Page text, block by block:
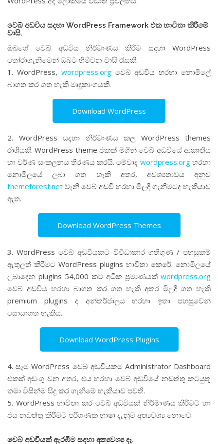
වෙබ් අඩවිය සදහා WordPress Framework එක භාවිතා කිරීමේ
වාසි.
ඔබගේ වෙබ් අඩවිය නිර්මාණය කිරීම සදහා WordPress
තෝරාගැනීමෙන් ඔබට හිමිවන වාසි රැසකි.
1. WordPress, wordpress.orgවෙබ් අඩවිය හරහා නොමිලේ
බාගත කර ගත හැකි මෘදුකාංගයකි.
Download WordPress
2. WordPress සදහා නිර්මාණය කල WordPress themes
රාශියකි. WordPress theme එකක් මගින් වෙබ් අඩවියේ ආකෘතිය
හා වර්ණ සංකලනය තීරණය කරයි. මේවාද wordpress.orgහරහා
නොමිලයේ ලබා ගත හැකි අතර, අවශ්‍යතාවය අනුව
themeforest.net වැනි වෙබ් අඩවි හරහා මිලදී ගැනීමටද හැකියාව
ඇත.
Download WordPress Themes
3. WordPress වෙබ් අඩවියකට විවිධාකාර ගතිගුණ / පහසුකම්
ඇතුලත් කිරීමට WordPress plugins භාවිතා කෙරේ. නොමිලයේ
ලබාදෙන plugins 54,000 කට අධික ප්‍රමාණයක් wordpress.org
වෙබ් අඩවිය හරහා බාගත කර ගත හැකි අතර මිලදී ගත හැකි
premium plugins ද අන්තර්ජාලය හරහා ඉතා පහසුවෙන්
සොයාගත හැකිය.
Download WordPress Plugins
4. සෑම WordPress වෙබ් අඩවියකම Administrator Dashboard
එකක් අඩංගු වන අතර, එය හරහා වෙබ් අඩවියේ නඩත්තු කටයුතු
තමා විසින්ම සිදු කර ගැනීමේ හැකියාව පවතී.
5. WordPress භාවිතා කර වෙබ් අඩවියක් නිර්මාණය කිරීමට හා
එය නඩත්තු කිරීමට පරිගණක භාෂා දැනුම අත්‍යවශ්‍ය නොවේ.
වෙබ් අඩවියක් ඇරඹීම සදහා අත්‍යවශ්‍ය දෑ.